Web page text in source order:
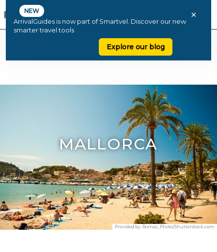
NEW
ArrivalGuides is now part of Smartvel. Discover our new
smarter travel tools
Explore our blog
×
MALLORCA
Provided by: Romas_Photo/Shutterstock.com